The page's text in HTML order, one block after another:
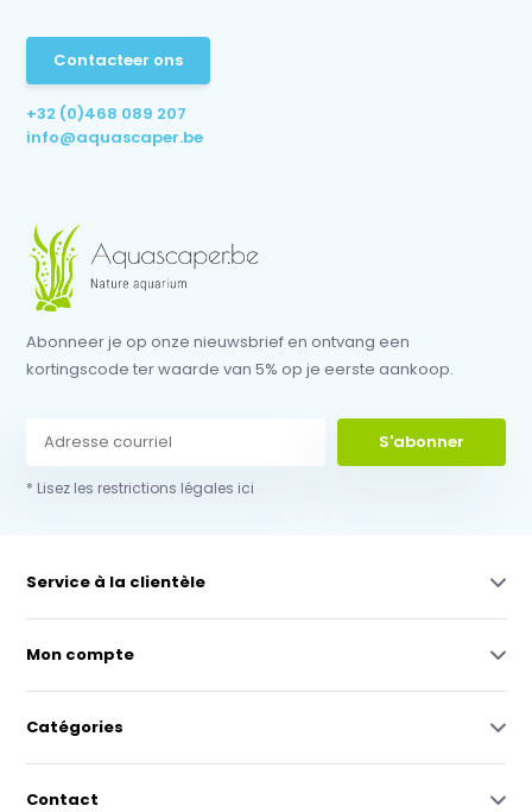
Contacteer ons
+32 (0)468 089 207
info@aquascaper.be
Abonneer je op onze nieuwsbrief en ontvang een
kortingscode ter waarde van 5% op je eerste aankoop.
S'abonner
* Lisez les restrictions légales ici
Service à la clientèle
Mon compte
Catégories
Contact